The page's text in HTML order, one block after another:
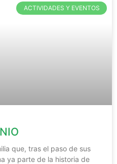
ACTIVIDADES Y EVENTOS
que, tras el paso de sus
ya parte de la historia de